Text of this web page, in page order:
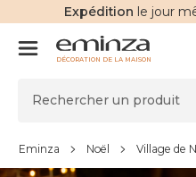
Expédition le jour
DÉCORATION DE LA MAISON
Eminza Noël Village de